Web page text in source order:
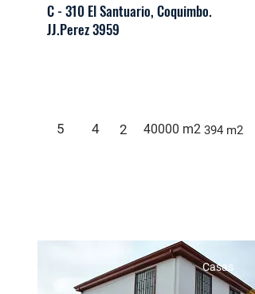
C - 310 El Santuario, Coquimbo.
JJ.Perez 3959
5 4 2 40000 m2 394 m2
Casas